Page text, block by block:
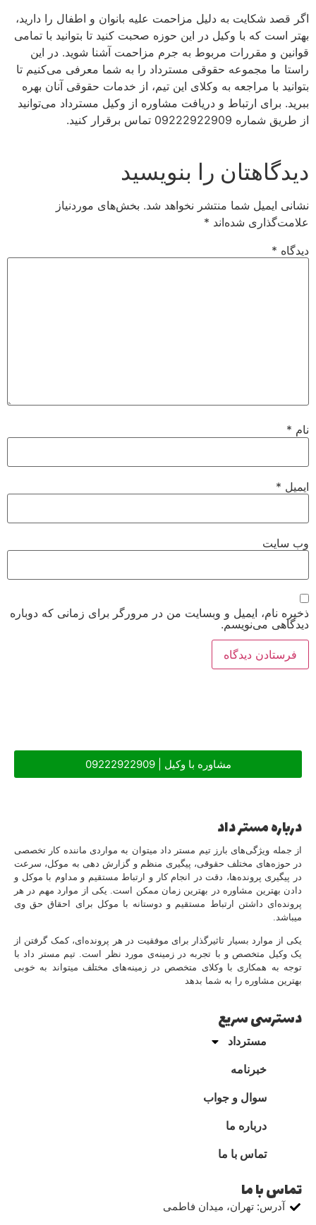
اگر قصد شکایت به دلیل مزاحمت علیه بانوان و اطفال را دارید،
بهتر است که با وکیل در این حوزه صحبت کنید تا بتوانید با تمامی
قوانین و مقررات مربوط به جرم مزاحمت آشنا شوید. در این
راستا ما مجموعه حقوقی مسترداد را به شما معرفی می‌کنیم تا
بتوانید با مراجعه به وکلای این تیم، از خدمات حقوقی آنان بهره
ببرید. برای ارتباط و دریافت مشاوره از وکیل مسترداد می‌توانید
از طریق شماره 09222922909 تماس برقرار کنید.
دیدگاهتان را بنویسید
نشانی ایمیل شما منتشر نخواهد شد. بخش‌های موردنیاز
علامت‌گذاری شده‌اند *
دیدگاه *
نام *
ایمیل *
وب‌ سایت
ذخیره نام، ایمیل و وبسایت من در مرورگر برای زمانی که دوباره
دیدگاهی می‌نویسم.
مشاوره با وکیل | 09222922909
درباره مستر داد
از جمله ویژگی‌های بارز تیم مستر داد میتوان به مواردی ماننده کار تخصصی
در حوزه‌های مختلف حقوقی، پیگیری منظم و گزارش دهی به موکل، سرعت
در پیگیری پرونده‌ها، دقت در انجام کار و ارتباط مستقیم و مداوم با موکل و
دادن بهترین مشاوره در بهترین زمان ممکن است. یکی از موارد مهم در هر
پرونده‌ای داشتن ارتباط مستقیم و دوستانه با موکل برای احقاق حق وی
میباشد.
یکی از موارد بسیار تاثیرگذار برای موفقیت در هر پرونده‌ای، کمک گرفتن از
یک وکیل متخصص و با تجربه در زمینه‌ی مورد نظر است. تیم مستر داد با
توجه به همکاری با وکلای متخصص در زمینه‌های مختلف میتواند به خوبی
بهترین مشاوره را به شما بدهد
دسترسی سریع
مسترداد
خبرنامه
سوال و جواب
درباره ما
تماس با ما
تماس با ما
آدرس: تهران، میدان فاطمی